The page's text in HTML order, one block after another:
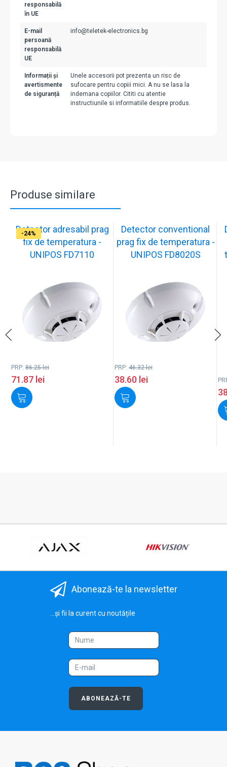
responsabilă
în UE
E-mail
persoană
responsabilă
UE
info@teletek-electronics.bg
Informații și
avertismente
de siguranță
Unele accesorii pot prezenta un risc de
sufocare pentru copiii mici. A nu se lasa la
indemana copiilor. Cititi cu atentie
instructiunile si informatiile despre produs.
Produse similare
-17%
Detector adresabil prag
fix de temperatura -
UNIPOS FD7110
PRP: 86.25lei
71.87 lei
-17%
Detector conventional
prag fix de temperatura -
UNIPOS FD8020S
PRP: 46.32lei
38.60 lei
-17%
-17%
-29%
-23%
-23%
-24%
Abonează-te la newsletter
...și fii la curent cu noutățile
ABONEAZĂ-TE